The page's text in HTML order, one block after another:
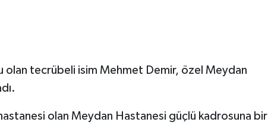
olan tecrübeli isim Mehmet Demir, özel Meydan
hastanesi olan Meydan Hastanesi güçlü kadrosuna bir